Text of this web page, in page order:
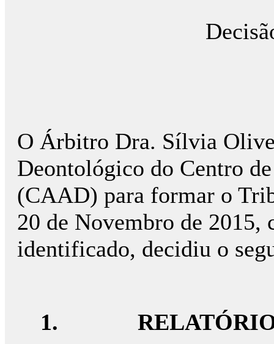
O Árbitro Dra. Sílvia
Deontológico do Centro
(CAAD) para formar o
20 de Novembro de 2015,
identificado, decidiu o
1.